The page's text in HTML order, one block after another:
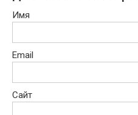
Имя
Email
Сайт